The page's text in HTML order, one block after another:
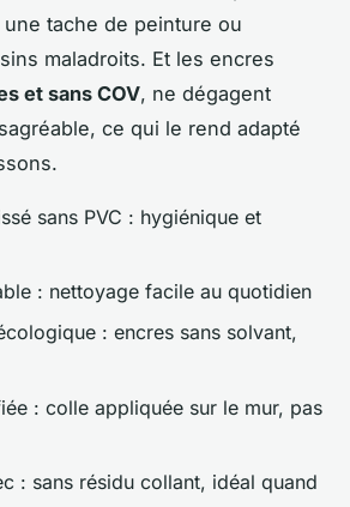
une tache de peinture ou
maladroits. Et les encres
et sans COV, ne dégagent
ce qui le rend adapté
sans PVC : hygiénique et
: nettoyage facile au quotidien
: encres sans solvant,
: colle appliquée sur le mur, pas
: sans résidu collant, idéal quand